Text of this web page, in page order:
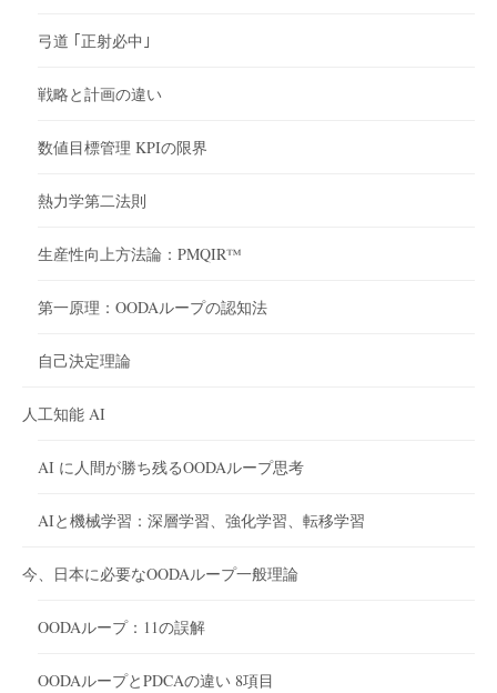
弓道 ｢正射必中｣
戦略と計画の違い
数値目標管理 KPIの限界
熱力学第二法則
生産性向上方法論：PMQIR™
第一原理：OODAループの認知法
自己決定理論
人工知能 AI
AI に人間が勝ち残るOODAループ思考
AIと機械学習：深層学習、強化学習、転移学習
今、日本に必要なOODAループ一般理論
OODAループ：11の誤解
OODAループとPDCAの違い 8項目